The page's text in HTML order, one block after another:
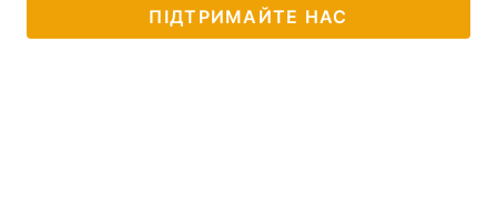
ПІДТРИМАЙТЕ НАС